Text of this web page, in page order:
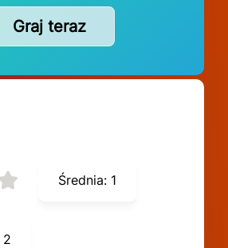
Graj teraz
Średnia: 1
2